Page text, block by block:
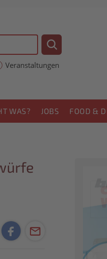
Veranstaltungen
WAS? JOBS FOOD &